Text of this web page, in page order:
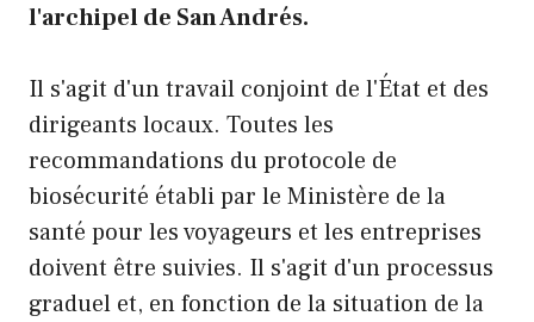
l'archipel de San Andrés.
Il s'agit d'un travail conjoint de l'État et des
dirigeants locaux. Toutes les
recommandations du protocole de
biosécurité établi par le Ministère de la
santé pour les voyageurs et les entreprises
doivent être suivies. Il s'agit d'un processus
graduel et, en fonction de la situation de la